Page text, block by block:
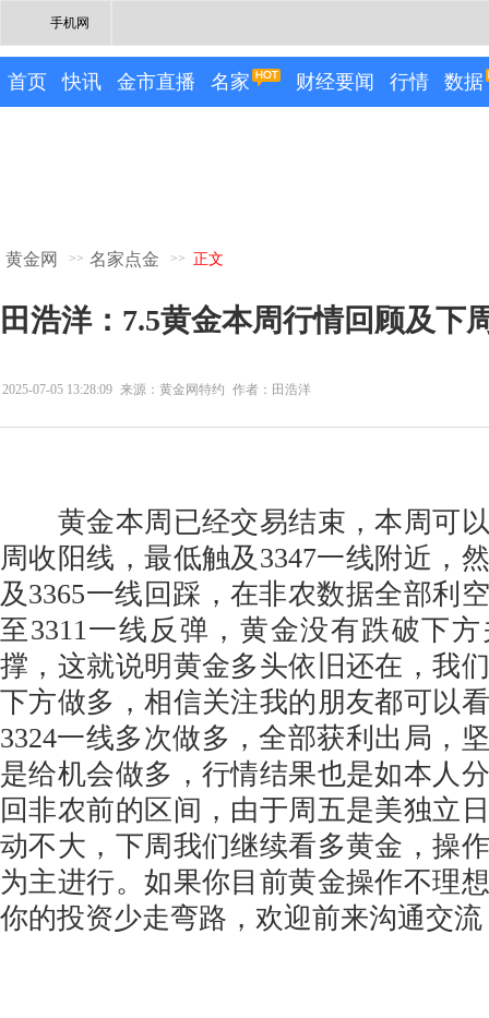
手机网
首页 快讯 金市直播 名家 财经要闻 行情 数据
黄金网 >> 名家点金 >> 正文
田浩洋：7.5黄金本周行情回顾及下
2025-07-05 13:28:09 来源：黄金网特约 作者：田浩洋
黄金本周已经交易结束，本周可以
周收阳线，最低触及3347一线附近，
及3365一线回踩，在非农数据全部利
至3311一线反弹，黄金没有跌破下
撑，这就说明黄金多头依旧还在，我
下方做多，相信关注我的朋友都可以
3324一线多次做多，全部获利出局，
是给机会做多，行情结果也是如本人
回非农前的区间，由于周五是美独立
动不大，下周我们继续看多黄金，操
为主进行。如果你目前黄金操作不理
你的投资少走弯路，欢迎前来沟通交流